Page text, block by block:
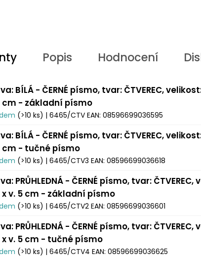
Popis Hodnocení
BÍLÁ - ČERNÉ písmo, tvar: ČTVEREC,
cm - základní písmo
(>10 ks) | 6465/CTV EAN: 08596699036595
BÍLÁ - ČERNÉ písmo, tvar: ČTVEREC,
cm - tučné písmo
(>10 ks) | 6465/CTV3 EAN: 08596699036618
PRŮHLEDNÁ - ČERNÉ písmo, tvar: ČTVEREC,
v. 5 cm - základní písmo
(>10 ks) | 6465/CTV2 EAN: 08596699036601
PRŮHLEDNÁ - ČERNÉ písmo, tvar: ČTVEREC,
v. 5 cm - tučné písmo
(>10 ks) | 6465/CTV4 EAN: 08596699036625